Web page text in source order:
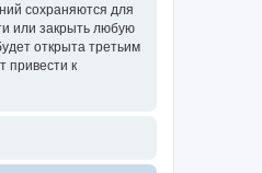
сохраняются для
или закрыть любую
открыта третьим
привести к